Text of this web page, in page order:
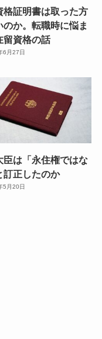
格証明書は取った方
のか。転職時に悩ま
留資格の話
6月27日
臣は「永住権ではな
訂正したのか
5月20日